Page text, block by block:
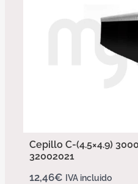
Cepillo C-(4.5×4.9)
32002021
12,46€ IVA incluido